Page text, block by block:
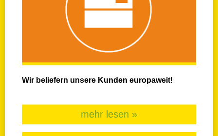
Wir beliefern unsere Kunden europaweit!
mehr lesen »